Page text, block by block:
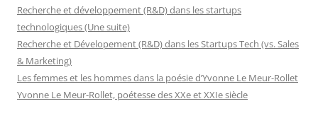
Recherche et développement (R&D) dans les startups
technologiques (Une suite)
Recherche et Dévelopement (R&D) dans les Startups Tech (vs. Sales
& Marketing)
Les femmes et les hommes dans la poésie d’Yvonne Le Meur-Rollet
Yvonne Le Meur-Rollet, poétesse des XXe et XXIe siècle